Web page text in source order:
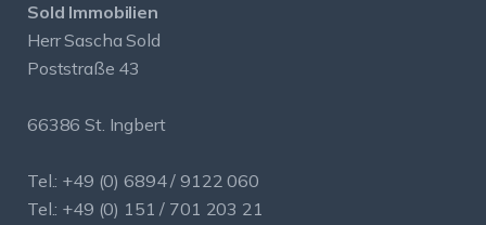
Sold Immobilien
Herr Sascha Sold
Poststraße 43
66386 St. Ingbert
Tel.: +49 (0) 6894 / 9122 060
Tel.: +49 (0) 151 / 701 203 21